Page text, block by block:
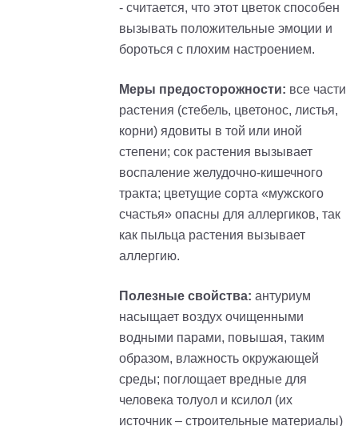
- считается, что этот цветок способен
вызывать положительные эмоции и
бороться с плохим настроением.
Меры предосторожности: все части
растения (стебель, цветонос, листья,
корни) ядовиты в той или иной
степени; сок растения вызывает
воспаление желудочно-кишечного
тракта; цветущие сорта «мужского
счастья» опасны для аллергиков, так
как пыльца растения вызывает
аллергию.
Полезные свойства: антуриум
насыщает воздух очищенными
водными парами, повышая, таким
образом, влажность окружающей
среды; поглощает вредные для
человека толуол и ксилол (их
источник – строительные материалы)